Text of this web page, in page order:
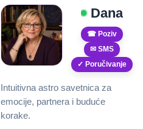
Dana
☎ Poziv
✉ SMS
✓ Poručivanje
Intuitivna astro savetnica za
emocije, partnera i buduće
korake.